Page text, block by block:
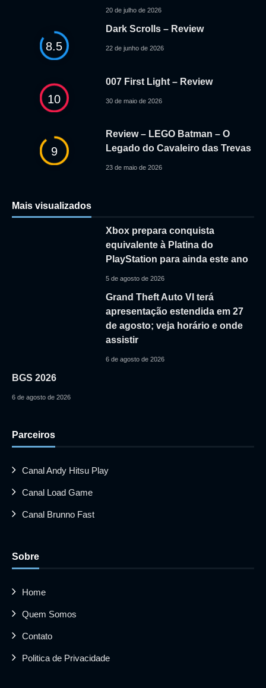
20 de julho de 2026
8.5
Dark Scrolls – Review
22 de junho de 2026
10
007 First Light – Review
30 de maio de 2026
9
Review – LEGO Batman – O
Legado do Cavaleiro das Trevas
23 de maio de 2026
Mais visualizados
Xbox prepara conquista
equivalente à Platina do
PlayStation para ainda este ano
5 de agosto de 2026
Grand Theft Auto VI terá
apresentação estendida em 27
de agosto; veja horário e onde
assistir
6 de agosto de 2026
BGS 2026
6 de agosto de 2026
Parceiros
Canal Andy Hitsu Play
Canal Load Game
Canal Brunno Fast
Sobre
Home
Quem Somos
Contato
Politica de Privacidade